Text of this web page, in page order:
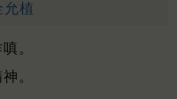
允植
。
。